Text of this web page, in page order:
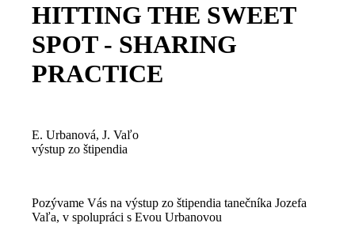
HITTING THE SWEET
SPOT - SHARING
PRACTICE
E. Urbanová, J. Vaľo
výstup zo štipendia
Pozývame Vás na výstup zo štipendia tanečníka Jozefa
Vaľa, v spolupráci s Evou Urbanovou